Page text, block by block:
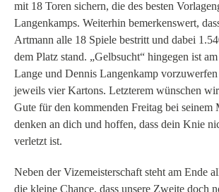
mit 18 Toren sichern, die des besten
Langenkamps. Weiterhin bemerkenswert,
Artmann alle 18 Spiele bestritt und dabei
dem Platz stand. „Gelbsucht“ hingegen ist
Lange und Dennis Langenkamp
jeweils vier Kartons. Letzterem wünschen
Gute für den kommenden Freitag bei
denken an dich und hoffen, dass dein Knie
verletzt ist.
Neben der Vizemeisterschaft steht am Ende
die kleine Chance, dass unsere Zweite doch